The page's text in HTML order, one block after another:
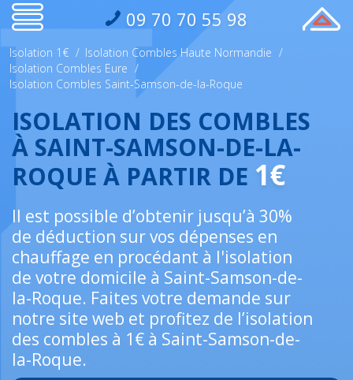
09 70 70 55 98
Isolation 1€ / Isolation Combles Haute Normandie /
Isolation Combles Eure /
Isolation Combles Saint-Samson-de-la-Roque
ISOLATION DES COMBLES
À SAINT-SAMSON-DE-LA-
ROQUE À PARTIR DE 1€
Il est possible d’obtenir jusqu’à 30%
de déduction sur vos dépenses en
chauffage en procédant à l'isolation
de votre domicile à Saint-Samson-de-
la-Roque. Faites votre demande sur
notre site web et profitez de l’isolation
des combles à 1€ à Saint-Samson-de-
la-Roque.